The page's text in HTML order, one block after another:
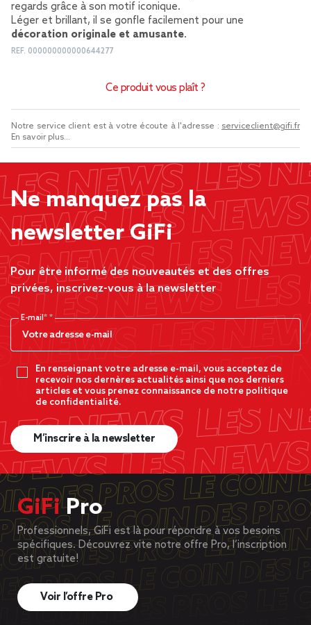
regards grâce à son motif iconique.
Léger et brillant, il se gonfle facilement pour une
décoration originale et amusante.
REF. 000000000000644277
Ce produit vous plaît ?
Notre service client est à votre écoute à l'adresse : serviceclient@gifi.fr
En savoir plus...
Ne manquez pas la
newsletter GiFi
Pour être informé des nouveautés et des offres
privées, inscrivez-vous à la newsletter
E-mail*
En renseignant votre adresse e-mail, vous acceptez de
recevoir nos dernères actualités ainsi que nos derniers
articles et vous prenez connaissance de notre politique
de confidentialité.
M’inscrire à la newsletter
GiFiPro
Professionnels, GiFi est là pour répondre à vos besoins
spécifiques. Découvrez vite notre offre Pro, l’inscription
est gratuite!
Voir l’offre Pro